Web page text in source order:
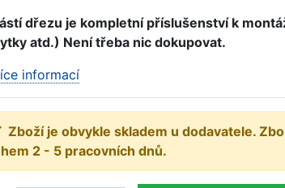
dřezu je kompletní příslušenství k
atd.) Není třeba nic dokupovat.
informací
Zboží je obvykle skladem u dodavatele.
2 - 5 pracovních dnů.